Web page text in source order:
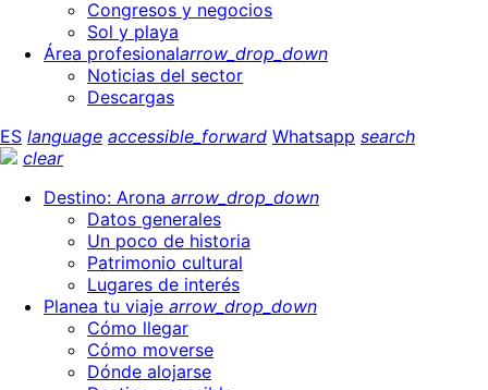
Congresos y negocios
Sol y playa
Área profesionalarrow_drop_down
Noticias del sector
Descargas
ES language accessible_forward Whatsapp search
clear
Destino: Arona arrow_drop_down
Datos generales
Un poco de historia
Patrimonio cultural
Lugares de interés
Planea tu viaje arrow_drop_down
Cómo llegar
Cómo moverse
Dónde alojarse